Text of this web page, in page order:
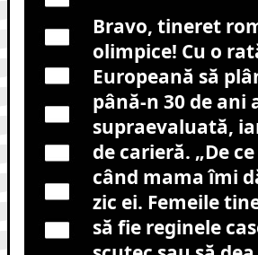
Bravo, tineret
olimpice! Cu o
Europeană să
până-n 30 de ani
supraevaluată,
de carieră. „De
când mama îmi
zic ei. Femeile
să fie reginele